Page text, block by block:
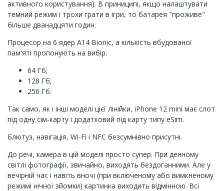
активного користування). В приниципі, якщо налаштувати
темний режим і трохи грати в ігри, то батарея "проживе"
більше дванадцяти годин.
Процесор на 6 ядер A14 Bionic, а кількість вбудованої
пам'яті пропонують на вибір:
64 Гб;
128 Гб;
256 Гб.
Так само, як і інші моделі цієї лінійки, iPhone 12 mini має слот
під одну сім-карту і додатковий під карту типу eSim.
Блютуз, навігація, Wi-Fi і NFC безсумнівно присутні.
До речі, камера в цій моделі просто супер. При денному
світлі фотографії, звичайно, виходять бездоганними. Але у
вечірній час і навіть вночі (при включеному або вимкненому
режимі нічної зйомки) картинка виходить відмінною. Всі